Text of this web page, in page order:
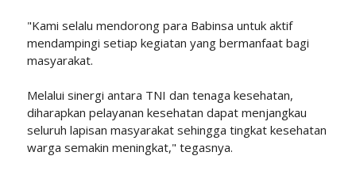
"Kami selalu mendorong para Babinsa untuk aktif
mendampingi setiap kegiatan yang bermanfaat bagi
masyarakat.
Melalui sinergi antara TNI dan tenaga kesehatan,
diharapkan pelayanan kesehatan dapat menjangkau
seluruh lapisan masyarakat sehingga tingkat kesehatan
warga semakin meningkat," tegasnya.